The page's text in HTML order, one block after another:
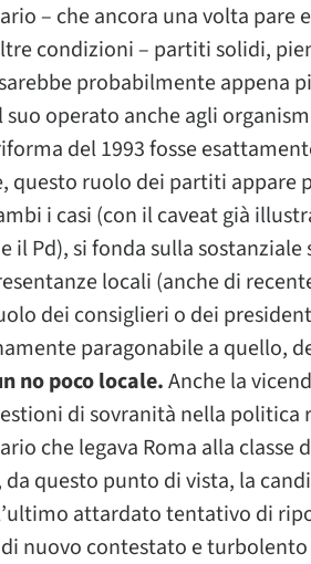
– che ancora una volta pare
condizioni – partiti solidi,
probabilmente appena
suo operato anche agli
del 1993 fosse
questo ruolo dei partiti appare
i casi (con il caveat già
il Pd), si fonda sulla
locali (anche di
dei consiglieri o dei
paragonabile a quello,
no poco locale.Anche la
di sovranità nella politica
che legava Roma alla
da questo punto di vista, la
attardato tentativo di
di nuovo contestato e